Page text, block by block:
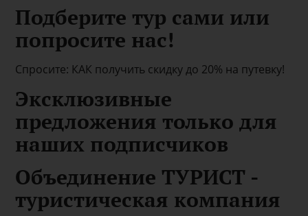
Подберите тур сами или
попросите нас!
Спросите: КАК получить скидку до 20% на путевку!
Эксклюзивные
предложения только для
наших подписчиков
Объединение ТУРИСТ -
туристическая компания